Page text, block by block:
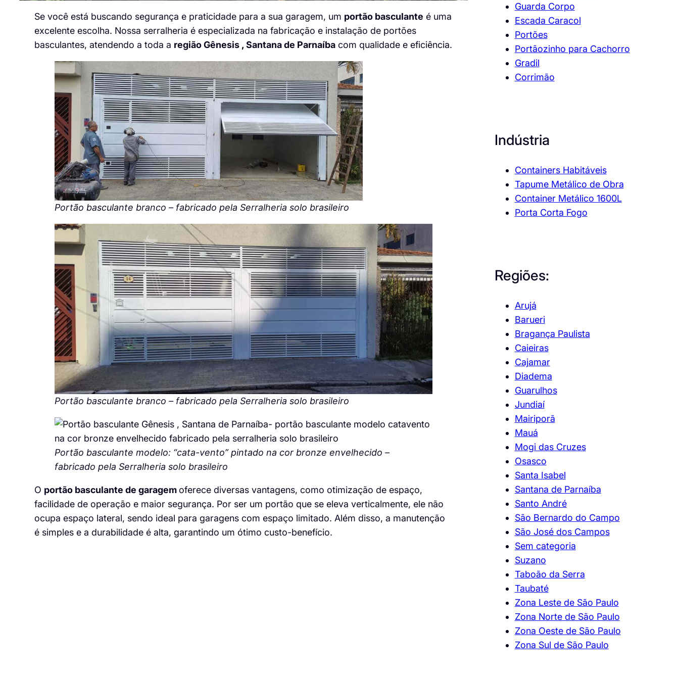
Se você está buscando segurança e praticidade para a sua garagem, um portão basculante é uma
excelente escolha. Nossa serralheria é especializada na fabricação e instalação de portões
basculantes, atendendo a toda a região Gênesis , Santana de Parnaíbacom qualidade e eficiência.
Portão basculante branco – fabricado pela Serralheria solo brasileiro
Portão basculante branco – fabricado pela Serralheria solo brasileiro
Portão basculante modelo: “cata-vento” pintado na cor bronze envelhecido –
fabricado pela Serralheria solo brasileiro
O portão basculante de garagemoferece diversas vantagens, como otimização de espaço,
facilidade de operação e maior segurança. Por ser um portão que se eleva verticalmente, ele não
ocupa espaço lateral, sendo ideal para garagens com espaço limitado. Além disso, a manutenção
é simples e a durabilidade é alta, garantindo um ótimo custo-benefício.
Guarda Corpo
Escada Caracol
Portões
Portãozinho para Cachorro
Gradil
Corrimão
Indústria
Containers Habitáveis
Tapume Metálico de Obra
Container Metálico 1600L
Porta Corta Fogo
Regiões:
Arujá
Barueri
Bragança Paulista
Caieiras
Cajamar
Diadema
Guarulhos
Jundiaí
Mairiporã
Mauá
Mogi das Cruzes
Osasco
Santa Isabel
Santana de Parnaíba
Santo André
São Bernardo do Campo
São José dos Campos
Sem categoria
Suzano
Taboão da Serra
Taubaté
Zona Leste de São Paulo
Zona Norte de São Paulo
Zona Oeste de São Paulo
Zona Sul de São Paulo